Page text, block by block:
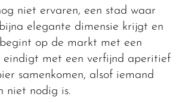
niet ervaren, een stad waar
elegante dimensie krijgt en
op de markt met een
eindigt met een verfijnd aperitief
samenkomen, alsof iemand
niet nodig is.